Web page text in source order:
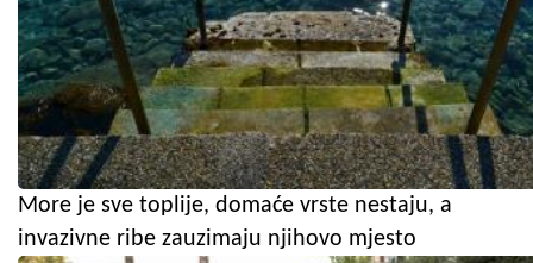
More je sve toplije, domaće vrste nestaju, a
invazivne ribe zauzimaju njihovo mjesto